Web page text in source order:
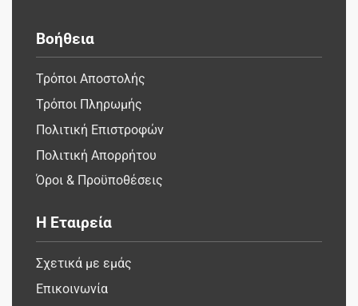
Βοήθεια
Τρόποι Αποστολής
Τρόποι Πληρωμής
Πολιτική Επιστροφών
Πολιτική Απορρήτου
Όροι & Προϋποθέσεις
Η Εταιρεία
Σχετικά με εμάς
Επικοινωνία